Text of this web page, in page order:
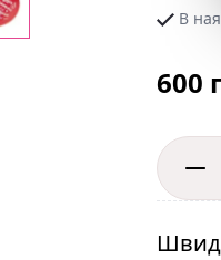
В
600